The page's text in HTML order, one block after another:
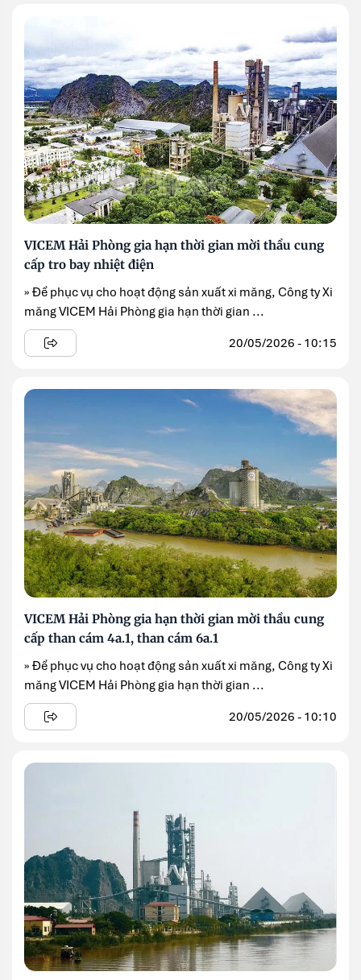
VICEM Hải Phòng gia hạn thời gian mời thầu cung
cấp tro bay nhiệt điện
» Để phục vụ cho hoạt động sản xuất xi măng, Công ty Xi
măng VICEM Hải Phòng gia hạn thời gian ...
20/05/2026 - 10:15
VICEM Hải Phòng gia hạn thời gian mời thầu cung
cấp than cám 4a.1, than cám 6a.1
» Để phục vụ cho hoạt động sản xuất xi măng, Công ty Xi
măng VICEM Hải Phòng gia hạn thời gian ...
20/05/2026 - 10:10